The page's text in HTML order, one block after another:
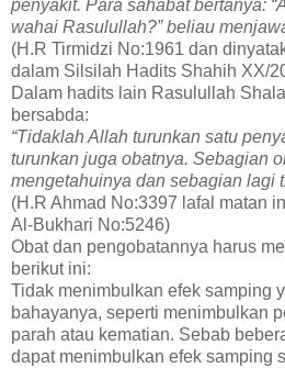
penyakit. Para sahabat bertanya:
wahai Rasulullah?” beliau
(H.R Tirmidzi No:1961 dan
dalam Silsilah Hadits Shahih XX/
Dalam hadits lain Rasulullah
bersabda:
“Tidaklah Allah turunkan satu
turunkan juga obatnya. Sebagian
mengetahuinya dan sebagian lagi
(H.R Ahmad No:3397 lafal matan
Al-Bukhari No:5246)
Obat dan pengobatannya harus
berikut ini:
Tidak menimbulkan efek samping
bahayanya, seperti menimbulkan
parah atau kematian. Sebab
dapat menimbulkan efek samping